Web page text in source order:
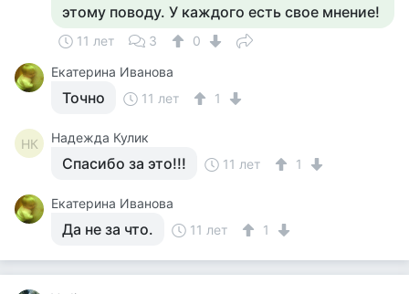
этому поводу. У каждого есть свое мнение!
11 лет 3
0
Екатерина Иванова
Точно 11 лет 1
НК Надежда Кулик
Спасибо за это!!! 11 лет 1
Екатерина Иванова
Да не за что. 11 лет 1